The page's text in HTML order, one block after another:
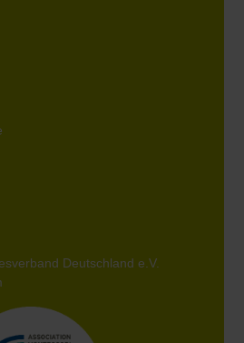
Deutschland e.V.